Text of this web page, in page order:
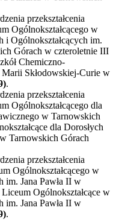
przekształcenia
Ogólnokształcącego w
i Ogólnokształcących im.
Górach w czteroletnie III
Chemiczno-
Skłodowskiej-Curie w
.
przekształcenia
Ogólnokształcącego dla
w Tarnowskich
dla Dorosłych
Tarnowskich Górach
przekształcenia
Ogólnokształcącego w
im. Jana Pawła II w
Ogólnokształcące w
im. Jana Pawła II w
.